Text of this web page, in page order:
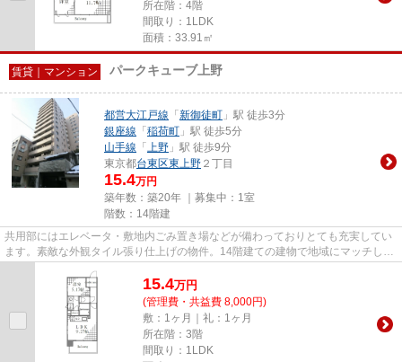
所在階：4階
間取り：1LDK
面積：33.91㎡
賃貸｜マンション パークキューブ上野
都営大江戸線 「 新御徒町 」駅 徒歩3分
銀座線 「 稲荷町 」駅 徒歩5分
山手線 「 上野 」駅 徒歩9分
東京都台東区東上野 ２丁目
15.4万円
築年数：築20年 ｜募集中： 1室
階数：14階建
共用部にはエレベータ・敷地内ごみ置き場などが備わっておりとても充実してい
ます。素敵な外観タイル張り仕上げの物件。14階建ての建物で地域にマッチした
15.4万円
(管理費・共益費 8,000円)
敷：1ヶ月｜礼：1ヶ月
所在階：3階
間取り：1LDK